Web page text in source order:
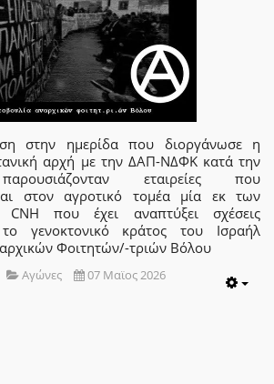
στην ημερίδα που διοργάνωσε η
αρχή με την ΔΑΠ-ΝΔΦΚ κατά την
εταιρείες που
στον αγροτικό τομέα μία εκ των
που έχει αναπτύξει σχέσεις
γενοκτονικό κράτος του Ισραήλ
Φοιτητών/-τριών Βόλου
Αγώνες 07 Μαϊος 2026